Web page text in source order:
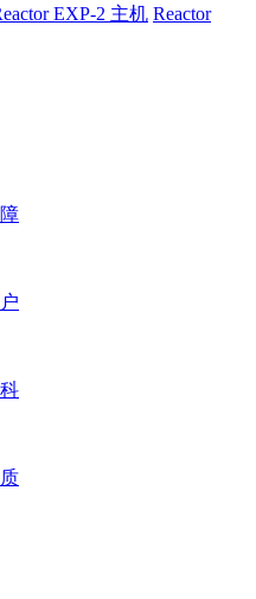
EXP-2 主机 Reactor